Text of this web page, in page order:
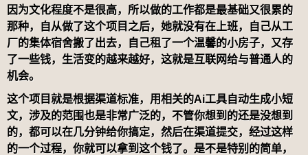
因为文化程度不是很高，所以做的工作都是最基础又很累的
那种，自从做了这个项目之后，她就没有在上班，自己从工
厂的集体宿舍搬了出去，自己租了一个温馨的小房子，又存
了一些钱，生活变的越来越好，这就是互联网给与普通人的
机会。
这个项目就是根据渠道标准，用相关的Ai工具自动生成小短
文，涉及的范围也是非常广泛的，不管你想到的还是没想到
的，都可以在几分钟给你搞定，然后在渠道提交，经过这样
的一个过程，你就可以拿到这个钱了。是不是特别的简单，